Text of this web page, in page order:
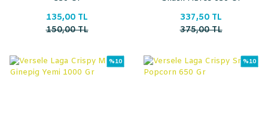
135,00 TL
150,00 TL
337,50 TL
375,00 TL
%10 %10